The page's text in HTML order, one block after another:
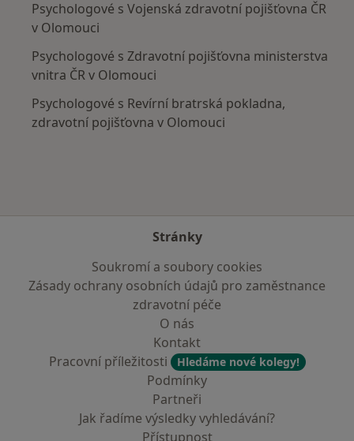
Psychologové s Vojenská zdravotní pojišťovna ČR
v Olomouci
Psychologové s Zdravotní pojišťovna ministerstva
vnitra ČR v Olomouci
Psychologové s Revírní bratrská pokladna,
zdravotní pojišťovna v Olomouci
Stránky
Soukromí a soubory cookies
Zásady ochrany osobních údajů pro zaměstnance
zdravotní péče
O nás
Kontakt
Pracovní příležitosti
Hledáme nové kolegy!
Podmínky
Partneři
Jak řadíme výsledky vyhledávání?
Přístupnost